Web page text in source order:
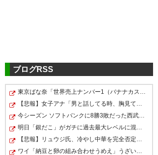
ブログRSS
東京ばな奈「世界売上ナンバー1（バナナカスタードスポン…
【悲報】女子アナ「男と話してる時、胸見てるのすぐわか…
今シーズン ソフトバンクに8勝3敗だった西武ライオンズさ…
明日「銀だこ」がガチに過去最大レベルに混みそうｗｗｗ…
【悲報】リュウジ氏、冷やし中華を完全否定した『理由』…
ワイ「納豆と卵の組み合わせうめえ」うざい奴「その組み…